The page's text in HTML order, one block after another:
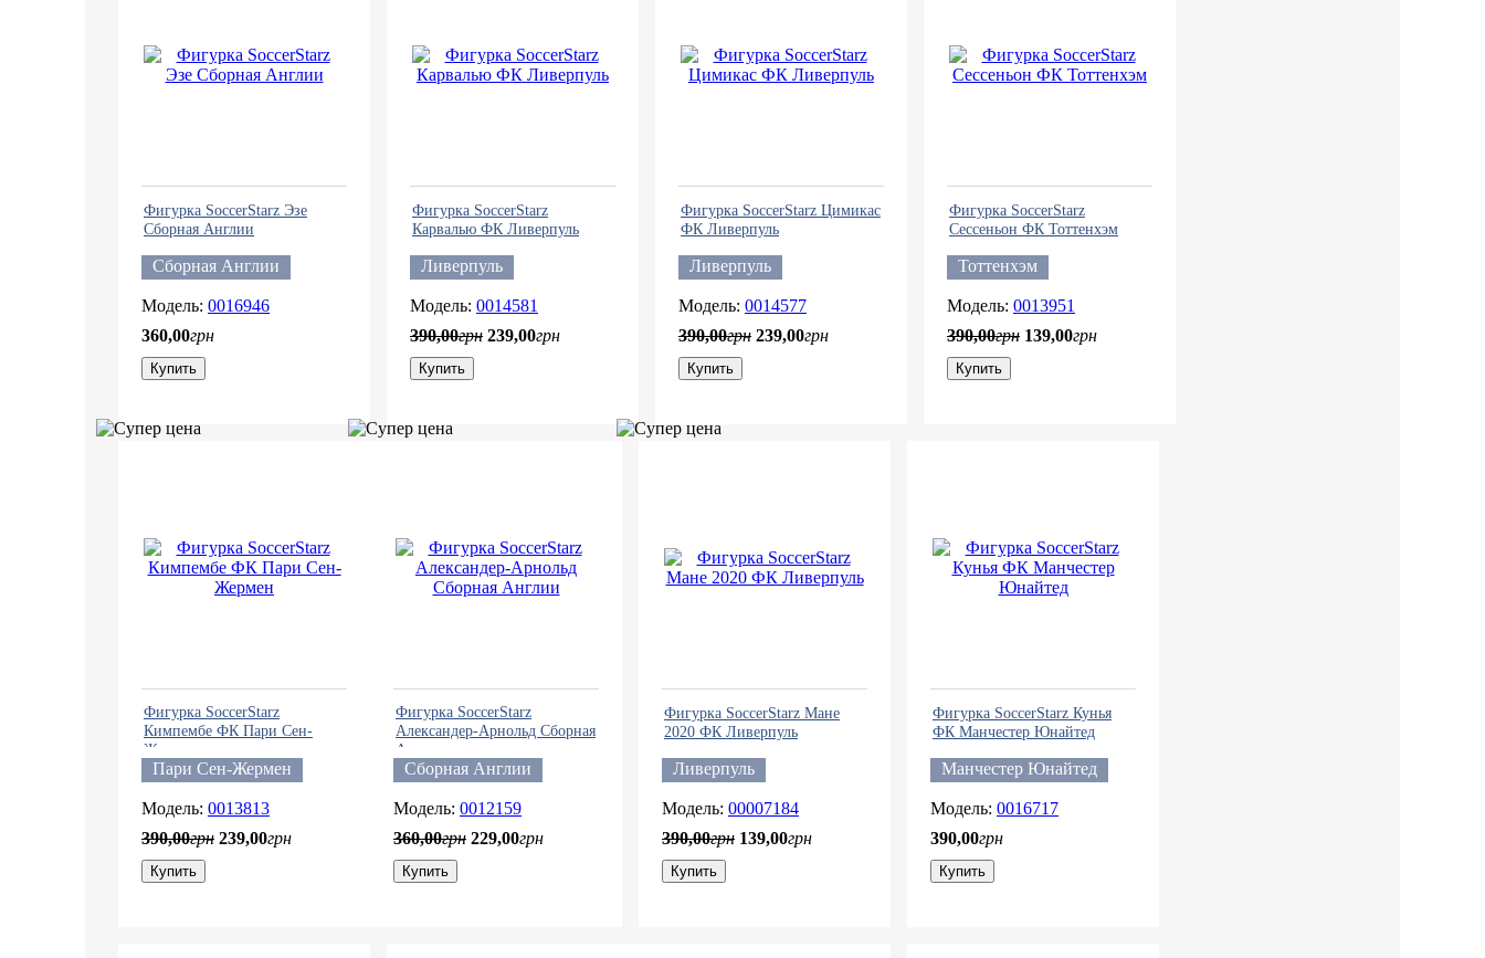
Фигурка SoccerStarz Эзе
Сборная Англии
Сборная Англии
0016946
360,00грн
Купить
Фигурка SoccerStarz
Карвалью ФК Ливерпуль
Ливерпуль
0014581
390,00грн 239,00грн
Купить
Фигурка SoccerStarz Цимикас
ФК Ливерпуль
Ливерпуль
0014577
390,00грн 239,00грн
Купить
Фигурка SoccerStarz
Сессеньон ФК Тоттенхэм
Тоттенхэм
0013951
390,00грн 139,00грн
Купить
Фигурка SoccerStarz
Кимпембе ФК Пари Сен-
Жермен
Пари Сен-Жермен
0013813
390,00грн 239,00грн
Купить
Фигурка SoccerStarz
Александер-Арнольд Сборная
Англии
Сборная Англии
0012159
360,00грн 229,00грн
Купить
Фигурка SoccerStarz Мане
2020 ФК Ливерпуль
Ливерпуль
00007184
390,00грн 139,00грн
Купить
Фигурка SoccerStarz Кунья
ФК Манчестер Юнайтед
Манчестер Юнайтед
0016717
390,00грн
Купить